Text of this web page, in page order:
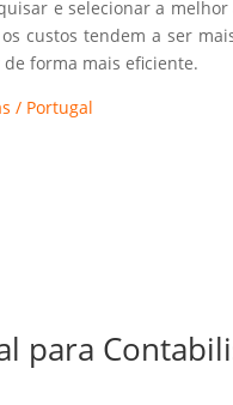
e selecionar a
custos tendem a ser
forma mais eficiente.
/ Portugal
para